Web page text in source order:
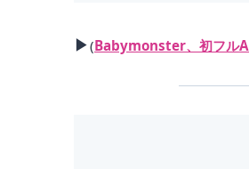
▶(Babymonster、初フル